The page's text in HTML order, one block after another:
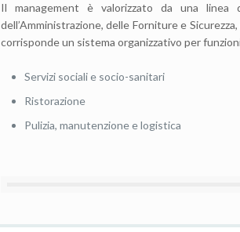
Il management è valorizzato da una
dell’Amministrazione, delle Forniture e
corrisponde un sistema organizzativo per
Servizi sociali e socio-sanitari
Ristorazione
Pulizia, manutenzione e logistica